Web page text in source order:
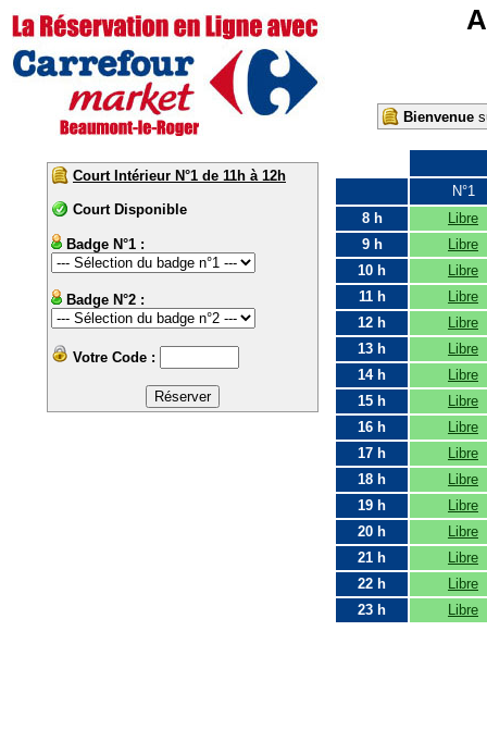
Bienvenue
Court Intérieur N°1 de 11h à 12h
Court Disponible
Badge N°1 :
Badge N°2 :
Votre Code :
N°1
8 h
Libre
9 h
Libre
10 h
Libre
11 h
Libre
12 h
Libre
13 h
Libre
14 h
Libre
15 h
Libre
16 h
Libre
17 h
Libre
18 h
Libre
19 h
Libre
20 h
Libre
21 h
Libre
22 h
Libre
23 h
Libre